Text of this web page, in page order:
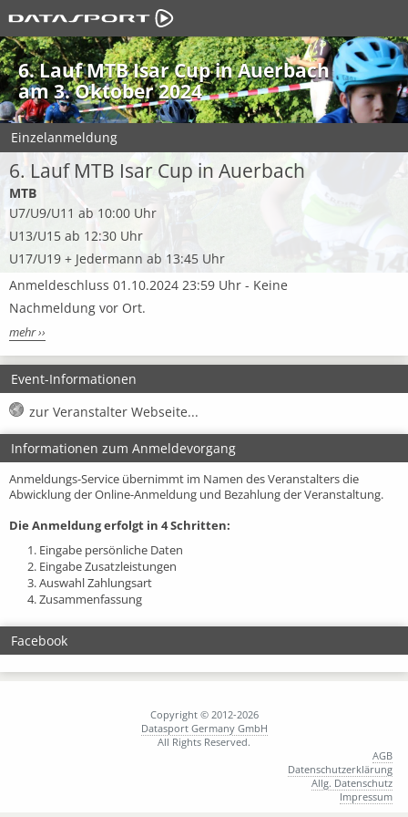
6. Lauf MTB Isar Cup in Auerbach
am 3. Oktober 2024
Einzelanmeldung
6. Lauf MTB Isar Cup in Auerbach
MTB
U7/U9/U11 ab 10:00 Uhr
U13/U15 ab 12:30 Uhr
U17/U19 + Jedermann ab 13:45 Uhr
Anmeldeschluss 01.10.2024 23:59 Uhr - Keine
Nachmeldung vor Ort.
mehr ››
Event-Informationen
zur Veranstalter Webseite...
Informationen zum Anmeldevorgang
Anmeldungs-Service übernimmt im Namen des Veranstalters die
Abwicklung der Online-Anmeldung und Bezahlung der Veranstaltung.
Die Anmeldung erfolgt in 4 Schritten:
1. Eingabe persönliche Daten
2. Eingabe Zusatzleistungen
3. Auswahl Zahlungsart
4. Zusammenfassung
Facebook
Copyright © 2012-2026
Datasport Germany GmbH
All Rights Reserved.
AGB
Datenschutzerklärung
Allg. Datenschutz
Impressum